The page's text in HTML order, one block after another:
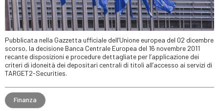
Pubblicata nella Gazzetta ufficiale dell’Unione europea del 02 dicembre
scorso, la decisione Banca Centrale Europea del 16 novembre 2011
recante disposizioni e procedure dettagliate per l’applicazione dei
criteri di idoneità dei depositari centrali di titoli all’accesso ai servizi di
TARGET2-Securities.
Finanza